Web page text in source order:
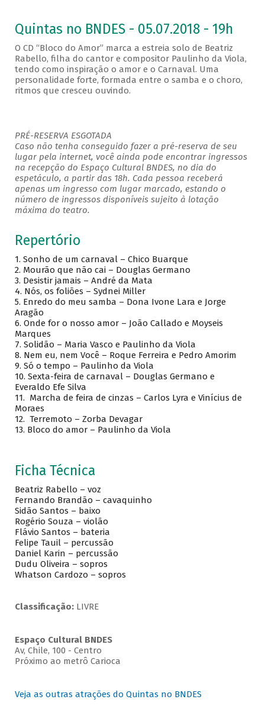
Quintas no BNDES - 05.07.2018 - 19h
O CD “Bloco do Amor” marca a estreia solo de Beatriz
Rabello, filha do cantor e compositor Paulinho da Viola,
tendo como inspiração o amor e o Carnaval. Uma
personalidade forte, formada entre o samba e o choro,
ritmos que cresceu ouvindo.
PRÉ-RESERVA ESGOTADA
Caso não tenha conseguido fazer a pré-reserva de seu
lugar pela internet, você ainda pode encontrar ingressos
na recepção do Espaço Cultural BNDES, no dia do
espetáculo, a partir das 18h. Cada pessoa receberá
apenas um ingresso com lugar marcado, estando o
número de ingressos disponíveis sujeito à lotação
máxima do teatro.
Repertório
1. Sonho de um carnaval – Chico Buarque
2. Mourão que não cai – Douglas Germano
3. Desistir jamais – André da Mata
4. Nós, os foliões – Sydnei Miller
5. Enredo do meu samba – Dona Ivone Lara e Jorge
Aragão
6. Onde for o nosso amor – João Callado e Moyseis
Marques
7. Solidão – Maria Vasco e Paulinho da Viola
8. Nem eu, nem Você – Roque Ferreira e Pedro Amorim
9. Só o tempo – Paulinho da Viola
10. Sexta-feira de carnaval – Douglas Germano e
Everaldo Efe Silva
11. Marcha de feira de cinzas – Carlos Lyra e Vinícius de
Moraes
12. Terremoto – Zorba Devagar
13. Bloco do amor – Paulinho da Viola
Ficha Técnica
Beatriz Rabello – voz
Fernando Brandão – cavaquinho
Sidão Santos – baixo
Rogério Souza – violão
Flávio Santos – bateria
Felipe Tauil – percussão
Daniel Karin – percussão
Dudu Oliveira – sopros
Whatson Cardozo – sopros
Classificação: LIVRE
Espaço Cultural BNDES
Av, Chile, 100 - Centro
Próximo ao metrô Carioca
Veja as outras atrações do Quintas no BNDES